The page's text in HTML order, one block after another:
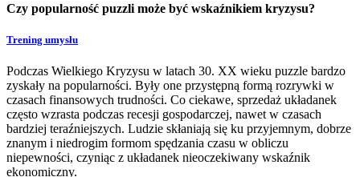
Czy popularność puzzli może być wskaźnikiem kryzysu?
Trening umysłu
Podczas Wielkiego Kryzysu w latach 30. XX wieku puzzle bardzo
zyskały na popularności. Były one przystępną formą rozrywki w
czasach finansowych trudności. Co ciekawe, sprzedaż układanek
często wzrasta podczas recesji gospodarczej, nawet w czasach
bardziej teraźniejszych. Ludzie skłaniają się ku przyjemnym, dobrze
znanym i niedrogim formom spędzania czasu w obliczu
niepewności, czyniąc z układanek nieoczekiwany wskaźnik
ekonomiczny.